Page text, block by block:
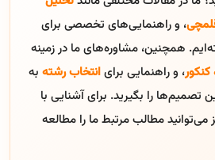
، و راهنمایی‌های تخصصی برای
همچنین، مشاوره‌های ما در زمینه
، و راهنمایی برایانتخاب رشته به
تصمیم‌ها را بگیرید. برای آشنایی با
می‌توانید مطالب مرتبط ما را مطالعه